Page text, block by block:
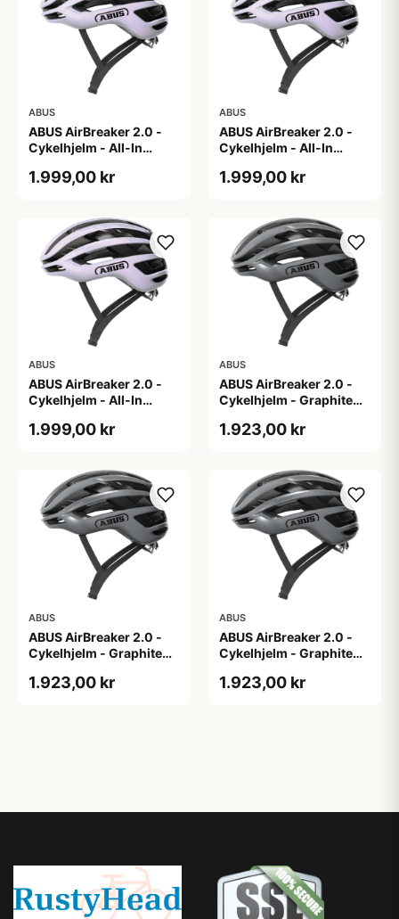
ABUS
ABUS AirBreaker 2.0 -
Cykelhjelm - All-In
1.999,00 kr
ABUS
ABUS AirBreaker 2.0 -
Cykelhjelm - All-In
1.999,00 kr
ABUS
ABUS AirBreaker 2.0 -
Cykelhjelm - All-In
1.999,00 kr
ABUS
ABUS AirBreaker 2.0 -
Cykelhjelm - Graphite
1.923,00 kr
ABUS
ABUS AirBreaker 2.0 -
Cykelhjelm - Graphite
1.923,00 kr
ABUS
ABUS AirBreaker 2.0 -
Cykelhjelm - Graphite
1.923,00 kr